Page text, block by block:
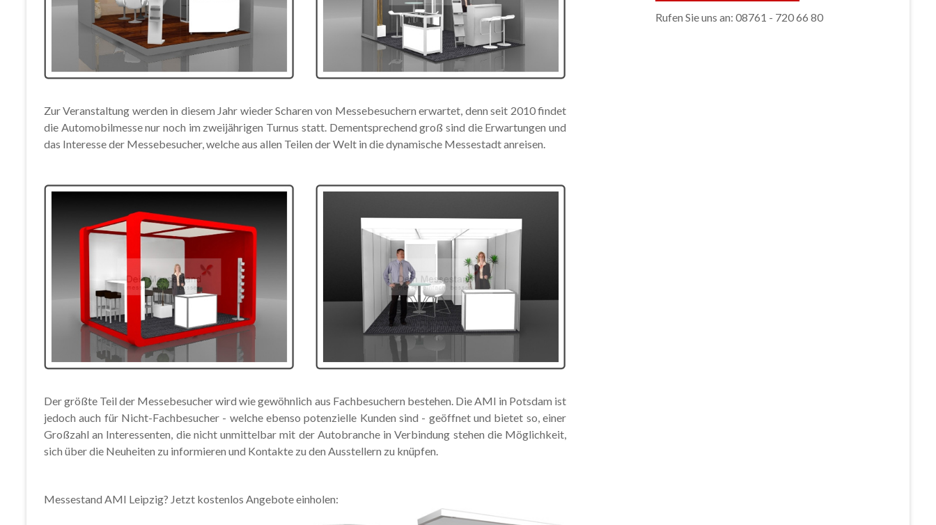
Zur Veranstaltung werden in diesem Jahr wieder Scharen von Messebesuchern erwartet, denn seit 2010 findet
die Automobilmesse nur noch im zweijährigen Turnus statt. Dementsprechend groß sind die Erwartungen und
das Interesse der Messebesucher, welche aus allen Teilen der Welt in die dynamische Messestadt anreisen.
Der größte Teil der Messebesucher wird wie gewöhnlich aus Fachbesuchern bestehen. Die AMI in Potsdam ist
jedoch auch für Nicht-Fachbesucher - welche ebenso potenzielle Kunden sind - geöffnet und bietet so, einer
Großzahl an Interessenten, die nicht unmittelbar mit der Autobranche in Verbindung stehen die Möglichkeit,
sich über die Neuheiten zu informieren und Kontakte zu den Ausstellern zu knüpfen.
Messestand AMI Leipzig? Jetzt kostenlos Angebote einholen:
Rufen Sie uns an: 08761 - 720 66 80